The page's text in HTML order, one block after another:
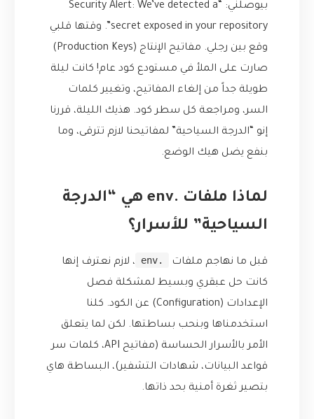
بيوصلني: “Security Alert: We’ve detected a
secret exposed in your repository”. وقتها قلبي
وقع بين رجلي. مفاتيح الإنتاج (Production Keys)
صارت على الملأ في مستودع كود عام! كانت ليلة
طويلة جداً من إلغاء المفاتيح، وتغيير كلمات
السر، ومراجعة كل سطر كود. هذيك الليلة، قررنا
إنو “الدرجة السياحية” لمفاتيحنا لازم تترقى، وما
بنفع يضل هيك الوضع.
لماذا ملفات .env هي “الدرجة
السياحية” للأسرار؟
قبل ما نهاجم ملفات .env
، لازم نعترف إنها
كانت حل عبقري وبسيط لمشكلة فصل
الإعدادات (Configuration) عن الكود. كلنا
استخدمناها وبنحب بساطتها. لكن لما يتعلق
الأمر بالأسرار الحساسة (مفاتيح API، كلمات سر
قواعد البيانات، شهادات التشفير)، البساطة هاي
بتصير ثغرة أمنية بحد ذاتها.